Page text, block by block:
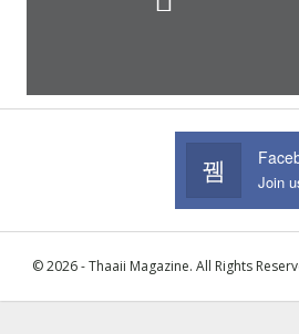
Join
© 2026 - Thaaii Magazine. All Rights